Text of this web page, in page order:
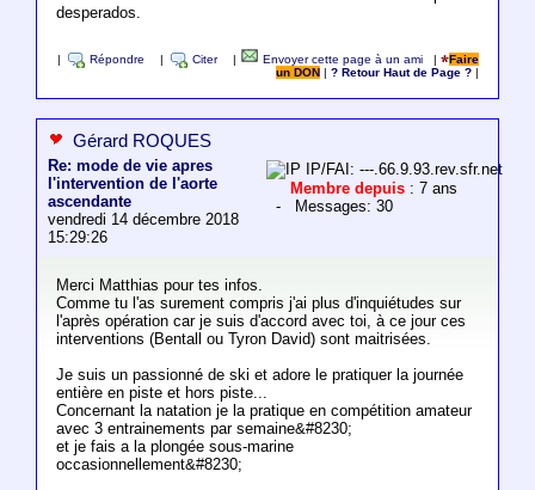
desperados.
Répondre Citer Envoyer cette page à un ami |
Faire
un DON
|? Retour Haut de Page ?
Gérard ROQUES
Re: mode de vie apres
l'intervention de l'aorte
ascendante
vendredi 14 décembre 2018
15:29:26
IP/FAI: ---.66.9.93.rev.sfr.net
Membre depuis : 7 ans
- Messages: 30
Merci Matthias pour tes infos.
Comme tu l'as surement compris j'ai plus d'inquiétudes sur
l'après opération car je suis d'accord avec toi, à ce jour ces
interventions (Bentall ou Tyron David) sont maitrisées.
Je suis un passionné de ski et adore le pratiquer la journée
entière en piste et hors piste...
Concernant la natation je la pratique en compétition amateur
avec 3 entrainements par semaine&#8230;
et je fais a la plongée sous-marine
occasionnellement&#8230;